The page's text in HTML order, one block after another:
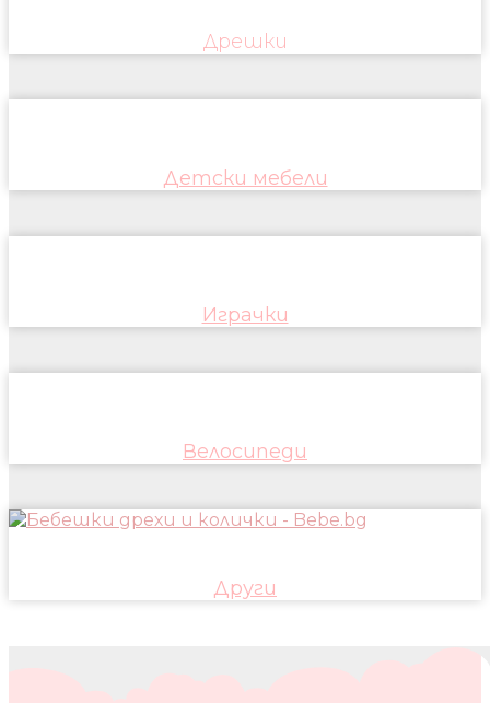
Дрешки
Детски мебели
Играчки
Велосипеди
Други